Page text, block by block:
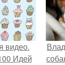
видео.
Идей